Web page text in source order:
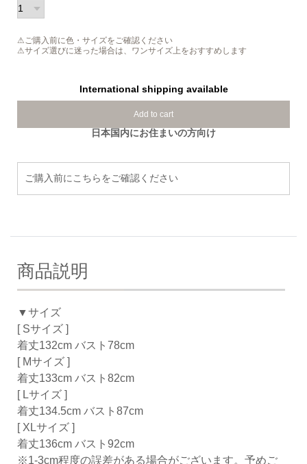
⚠ご購入前に色・サイズをご確認ください
⚠サイズ選びに迷った場合は、ワンサイズ上をおすすめします
International shipping available
Add to cart
日本国内にお住まいの方向け
ご購入前にこちらをご確認ください
商品説明
▼サイズ
[ Sサイズ ]
着丈132cm バスト78cm
[ Mサイズ ]
着丈133cm バスト82cm
[ Lサイズ ]
着丈134.5cm バスト87cm
[ XLサイズ ]
着丈136cm バスト92cm
※1-3cm程度の誤差がある場合がございます。予めご